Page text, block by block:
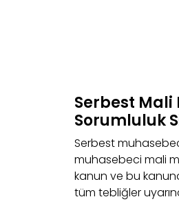
Serbest Mali
Sorumluluk
Serbest
muhasebeci mali
kanun ve bu
tüm tebliğler